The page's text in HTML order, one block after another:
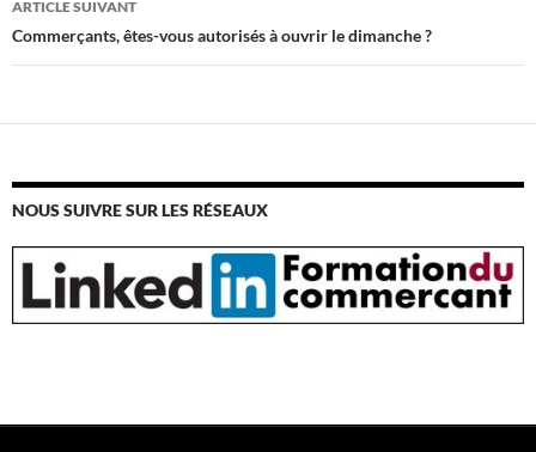
ARTICLE SUIVANT
Commerçants, êtes-vous autorisés à ouvrir le dimanche ?
NOUS SUIVRE SUR LES RÉSEAUX